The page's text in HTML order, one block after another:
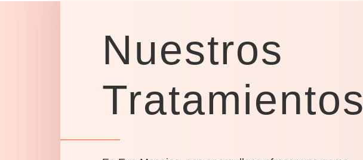
Nuestros
Tratamientos